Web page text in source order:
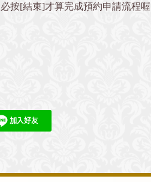
按[結束]才算完成預約申請流程